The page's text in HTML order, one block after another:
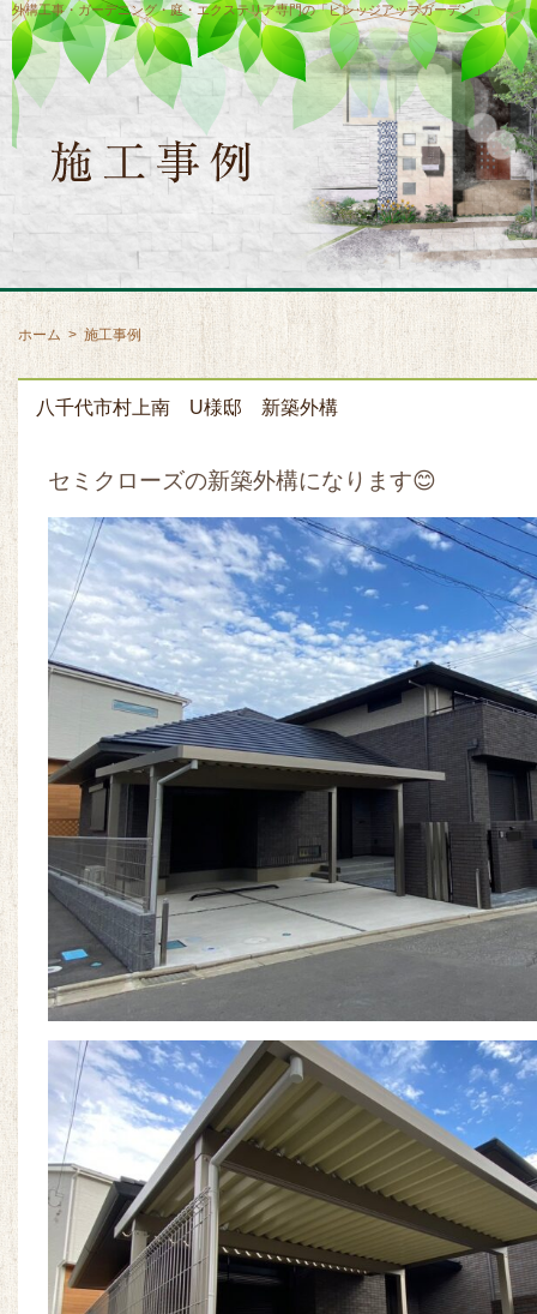
外構工事・ガーデニング・庭・エクステリア専門の「ビレッジアップガーデン」
ホーム > 施工事例
八千代市村上南 U様邸 新築外構
セミクローズの新築外構になります😊